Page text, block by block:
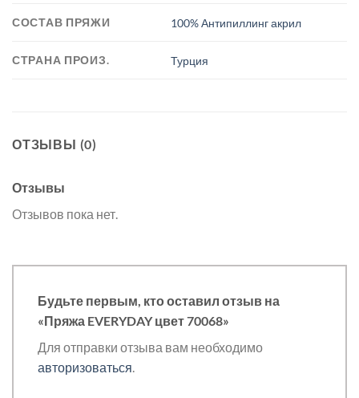
СОСТАВ ПРЯЖИ 100% Антипиллинг акрил
СТРАНА ПРОИЗ. Турция
ОТЗЫВЫ (0)
Отзывы
Отзывов пока нет.
Будьте первым, кто оставил отзыв на
«Пряжа EVERYDAY цвет 70068»
Для отправки отзыва вам необходимо
авторизоваться.